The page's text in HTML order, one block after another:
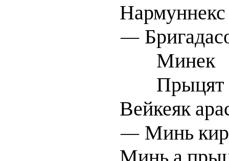
Нармуннекс
—
Минек
Прыцят
Вейкеяк
— Минь